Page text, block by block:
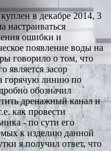
в декабре 2014, 3
настраиваться
ошибки и
появление воды на
говорило о том, что
является засор
горячую линию по
обозначил
дренажный канал и
как провести
- по сути его
к изделию данной
я получил ответ, что